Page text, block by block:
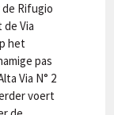
Rifugio
Via
het
pas
Via N° 2
voert